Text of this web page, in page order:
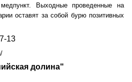
Выходные проведенные на
оставят за собой бурю позитивных
13
долина"